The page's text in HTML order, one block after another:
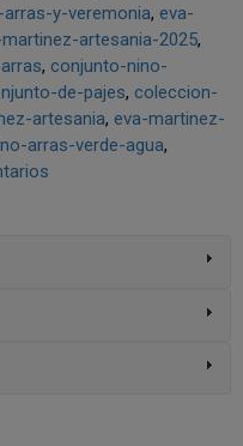
y-veremonia eva-
artesania-2025
conjunto-nino-
de-pajes coleccion-
artesania eva-martinez-
arras-verde-agua